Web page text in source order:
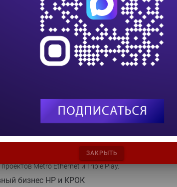
2005: пока позади
специализированной выставке и конференции
безопасности Infosecurity Russia, второй
в московском Гостином дворе, принимали
восьми десятков компаний, разрабатывающих
сети, занимающихся анализом и защитой
укреплялось сотрудничество
и Nortel объявили о начале прямого
сетей, высокопроизводительных локальных
сетей, оптических сетей последнего
Metro Ethernet и Triple Play.
бизнес HP и КРОК
ЗАКРЫТЬ